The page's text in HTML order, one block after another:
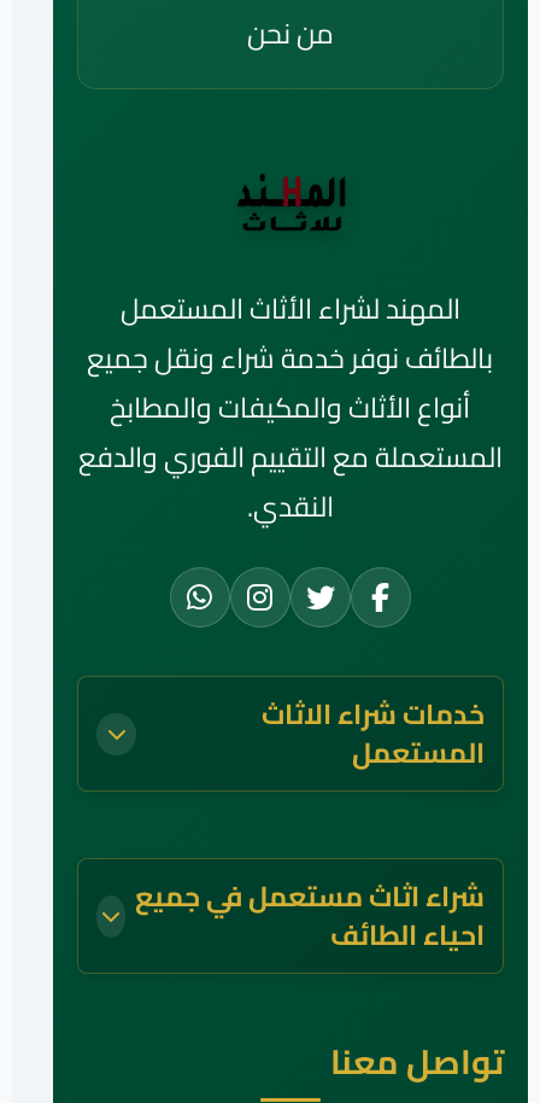
من نحن
المهند لشراء الأثاث المستعمل
بالطائف نوفر خدمة شراء ونقل جميع
أنواع الأثاث والمكيفات والمطابخ
المستعملة مع التقييم الفوري والدفع
النقدي.
خدمات شراء الاثاث
المستعمل
شراء اثاث مستعمل في جميع
احياء الطائف
تواصل معنا